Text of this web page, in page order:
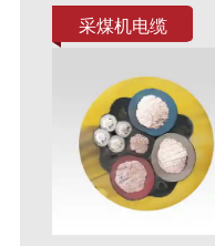
采煤机电缆